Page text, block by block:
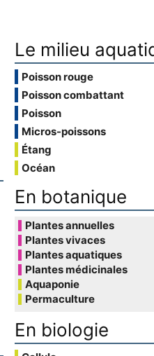
Le milieu
Poisson rouge
Poisson combattant
Poisson
Micros-poissons
Étang
Océan
En botanique
Plantes annuelles
Plantes vivaces
Plantes aquatiques
Plantes médicinales
Aquaponie
Permaculture
En biologie